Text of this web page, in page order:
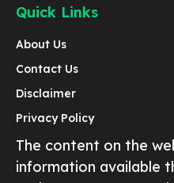
Quick Links
About Us
Contact Us
Disclaimer
Privacy Policy
The content on the
information available